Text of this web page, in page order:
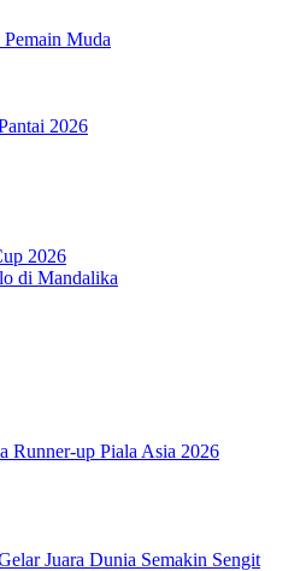
Muda
2026
2026
di Mandalika
Runner-up Piala Asia 2026
Juara Dunia Semakin Sengit